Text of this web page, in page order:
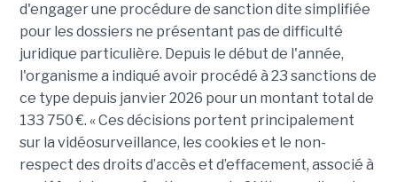
d'engager une procédure de sanction dite simplifiée
pour les dossiers ne présentant pas de difficulté
juridique particulière. Depuis le début de l'année,
l'organisme a indiqué avoir procédé à 23 sanctions de
ce type depuis janvier 2026 pour un montant total de
133 750 €. « Ces décisions portent principalement
sur la vidéosurveillance, les cookies et le non-
respect des droits d’accès et d’effacement, associé à